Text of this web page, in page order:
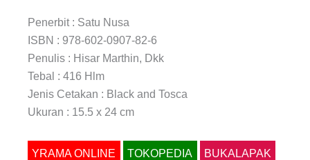
Penerbit : Satu Nusa
ISBN : 978-602-0907-82-6
Penulis : Hisar Marthin, Dkk
Tebal : 416 Hlm
Jenis Cetakan : Black and Tosca
Ukuran : 15.5 x 24 cm
YRAMA ONLINE TOKOPEDIA
BUKALAPAK